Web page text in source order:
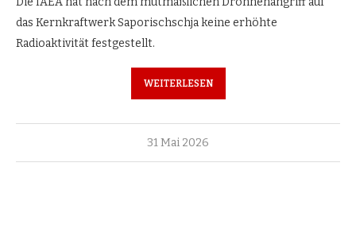
das Kernkraftwerk Saporischschja keine erhöhte
Radioaktivität festgestellt.
WEITERLESEN
31 Mai 2026